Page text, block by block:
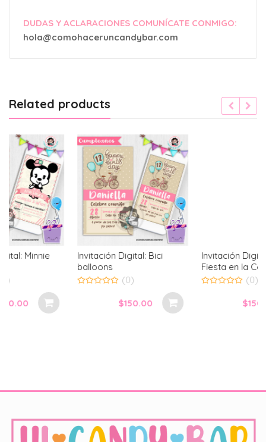
DUDAS Y ACLARACIONES COMUNÍCATE CONMIGO:
hola@comohaceruncandybar.com
Related products
Invitación Digital: Bici
out
of
Invitación Digital: Animales
Fiesta en la Combie
out
of